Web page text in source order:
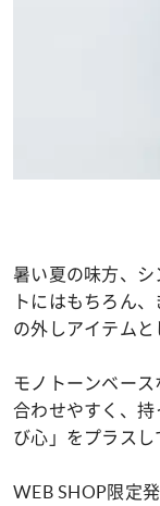
暑い夏の味方、
トにはもちろん
の外しアイテムと
モノトーンベー
合わせやすく、
び心」をプラスし
WEB SHOP限定